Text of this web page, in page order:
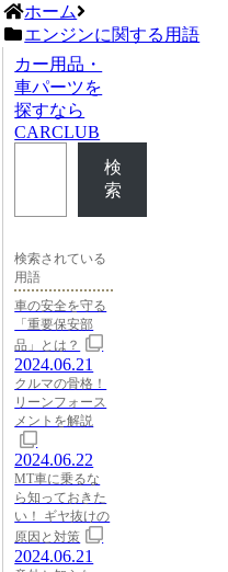
ホーム
エンジンに関する用語
カー用品・
車パーツを
探すなら
CARCLUB
検
索
検索されている
用語
車の安全を守る
「重要保安部
品」とは？
2024.06.21
クルマの骨格！
リーンフォース
メントを解説
2024.06.22
MT車に乗るな
ら知っておきた
い！ ギヤ抜けの
原因と対策
2024.06.21